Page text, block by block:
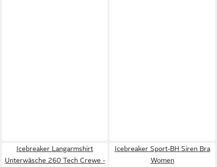
Icebreaker Langarmshirt
Unterwäsche 260 Tech Crewe -
Icebreaker Sport-BH Siren Bra
Women